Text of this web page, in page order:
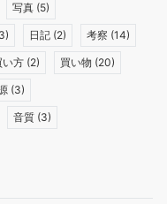
写真 (5)
日記 (2) 考察 (14)
い方 (2) 買い物 (20)
(3)
音質 (3)